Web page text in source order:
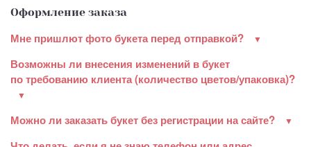
Оформление заказа
Мне пришлют фото букета перед отправкой?
Возможны ли внесения изменений в букет
по требованию клиента (количество цветов/упаковка)?
Можно ли заказать букет без регистрации на сайте?